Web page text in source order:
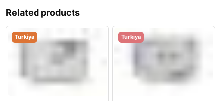
Related products
Turkiya Turkiya